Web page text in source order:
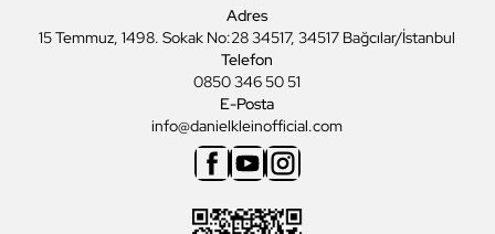
Adres
15 Temmuz, 1498. Sokak No:28 34517, 34517 Bağcılar/İstanbul
Telefon
0850 346 50 51
E-Posta
info@danielkleinofficial.com
Facebook
YoutubeInstagram